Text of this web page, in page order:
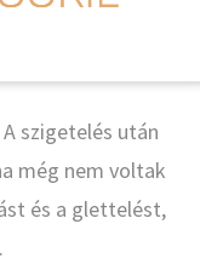
segítségével
A szigetelés után
még nem voltak
és a glettelést,